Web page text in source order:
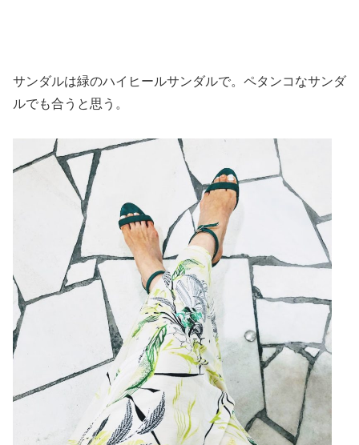
サンダルは緑のハイヒールサンダルで。ペタンコなサンダ
ルでも合うと思う。